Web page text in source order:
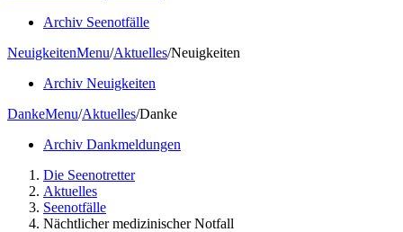
Archiv Seenotfälle
NeuigkeitenMenu/Aktuelles/Neuigkeiten
Archiv Neuigkeiten
DankeMenu/Aktuelles/Danke
Archiv Dankmeldungen
Die Seenotretter
Aktuelles
Seenotfälle
Nächtlicher medizinischer Notfall